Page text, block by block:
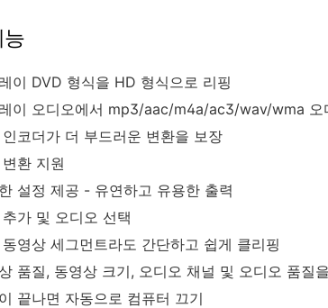
능
이 DVD 형식을 HD 형식으로 리핑
이 오디오에서 mp3/aac/m4a/ac3/wav/wma 오
인코더가 더 부드러운 변환을 보장
환 지원
설정 제공 - 유연하고 유용한 출력
가 및 오디오 선택
영상 세그먼트라도 간단하고 쉽게 클리핑
품질, 동영상 크기, 오디오 채널 및 오디오 품질
끝나면 자동으로 컴퓨터 끄기